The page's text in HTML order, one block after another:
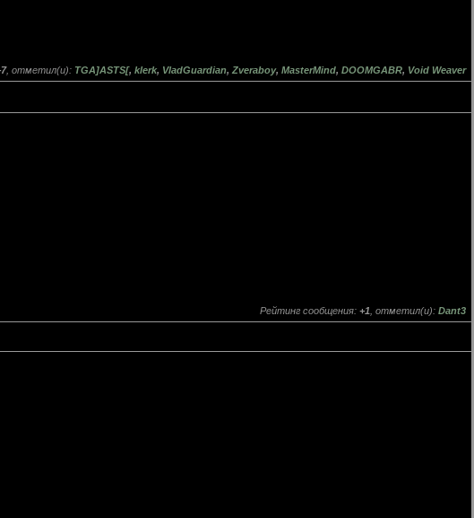
, отметил(и): TGA]ASTS[, klerk, VladGuardian, Zveraboy, MasterMind, DOOMGABR, Void Weaver
Рейтинг сообщения: +1 , отметил(и): Dant3